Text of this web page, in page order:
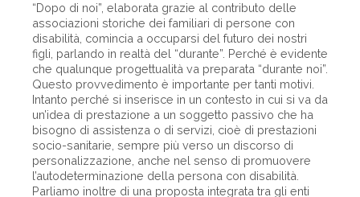
“Dopo di noi”, elaborata grazie al contributo delle
associazioni storiche dei familiari di persone con
disabilità, comincia a occuparsi del futuro dei nostri
figli, parlando in realtà del “durante”. Perché è evidente
che qualunque progettualità va preparata “durante noi”.
Questo provvedimento è importante per tanti motivi.
Intanto perché si inserisce in un contesto in cui si va da
un’idea di prestazione a un soggetto passivo che ha
bisogno di assistenza o di servizi, cioè di prestazioni
socio-sanitarie, sempre più verso un discorso di
personalizzazione, anche nel senso di promuovere
l’autodeterminazione della persona con disabilità.
Parliamo inoltre di una proposta integrata tra gli enti